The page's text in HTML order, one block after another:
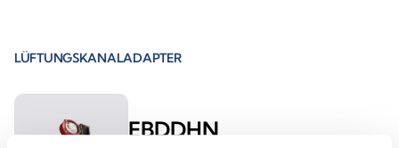
LÜFTUNGSKANALADAPTER
EBDDHN